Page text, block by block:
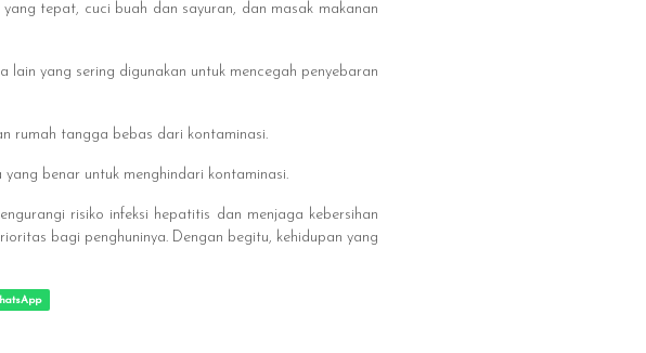
tepat, cuci buah dan sayuran, dan masak makanan
lain yang sering digunakan untuk mencegah penyebaran
rumah tangga bebas dari kontaminasi.
benar untuk menghindari kontaminasi.
risiko infeksi hepatitis dan menjaga kebersihan
bagi penghuninya. Dengan begitu, kehidupan yang